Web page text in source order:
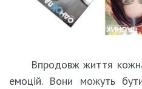
Впродовж життя
емоцій. Вони можуть